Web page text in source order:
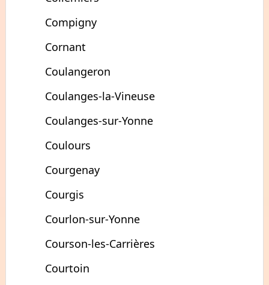
Compigny
Cornant
Coulangeron
Coulanges-la-Vineuse
Coulanges-sur-Yonne
Coulours
Courgenay
Courgis
Courlon-sur-Yonne
Courson-les-Carrières
Courtoin